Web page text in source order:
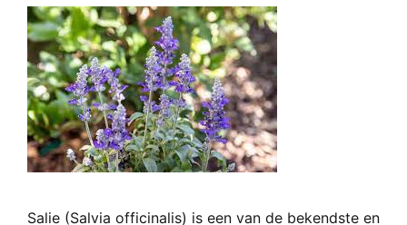
Salie (Salvia officinalis) is een van de bekendste en